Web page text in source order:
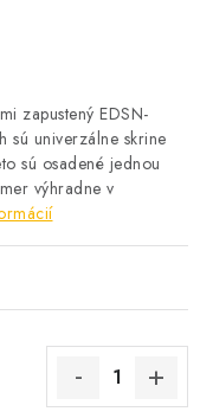
zapustený EDSN-
sú univerzálne skrine
sú osadené jednou
výhradne v